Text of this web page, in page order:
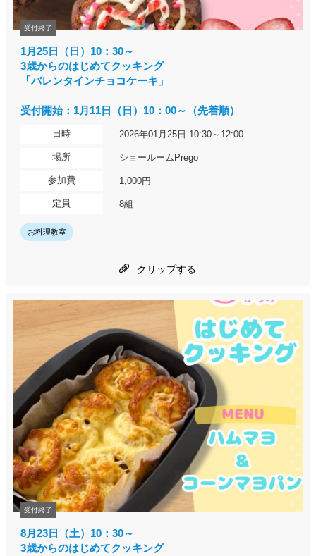
受付終了
1月25日（日）10：30～
3歳からのはじめてクッキング
「バレンタインチョコケーキ」
受付開始：1月11日（日）10：00～（先着順）
日時 2026年01月25日 10:30～12:00
場所 ショールームPrego
参加費 1,000円
定員 8組
お料理教室
クリップする
受付終了
8月23日（土）10：30～
3歳からのはじめてクッキング